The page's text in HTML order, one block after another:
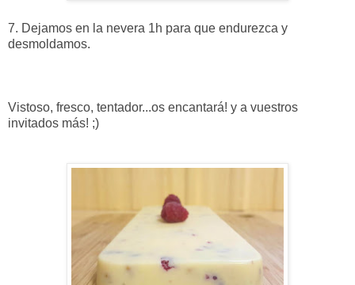
7. Dejamos en la nevera 1h para que endurezca y
desmoldamos.
Vistoso, fresco, tentador...os encantará! y a vuestros
invitados más! ;)